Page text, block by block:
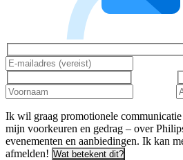
Ik wil graag promotionele
mijn voorkeuren en gedrag – over
evenementen en aanbiedingen. Ik kan
afmelden! Wat betekent dit?